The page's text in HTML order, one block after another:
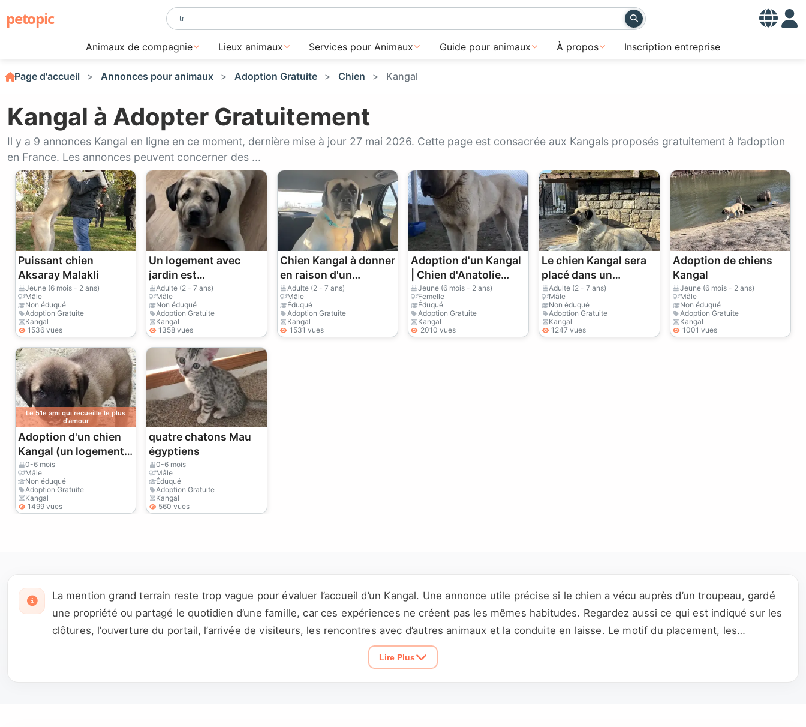
petopic
Animaux de compagnie Lieux animaux Services pour Animaux Guide pour animaux À propos Inscription entreprise
Page d'accueil Annonces pour animaux Adoption Gratuite Chien Kangal
Kangal à Adopter Gratuitement
Il y a 9 annonces Kangal en ligne en ce moment, dernière mise à jour 27 mai 2026. Cette page est consacrée aux Kangals proposés gratuitement à l’adoption
en France. Les annonces peuvent concerner des ...
Puissant chien
Aksaray Malakli
Jeune (6 mois - 2 ans)
Mâle
Non éduqué
Adoption Gratuite
Kangal
1536 vues
Un logement avec
jardin est
indispensable, un
appartement n'est pas
envisageable.
Adulte (2 - 7 ans)
Mâle
Non éduqué
Adoption Gratuite
Kangal
1358 vues
Chien Kangal à donner
en raison d'un
déménagement en
appartement.
Adulte (2 - 7 ans)
Mâle
Éduqué
Adoption Gratuite
Kangal
1531 vues
Adoption d'un Kangal
| Chien d'Anatolie
fidèle et protecteur
Jeune (6 mois - 2 ans)
Femelle
Éduqué
Adoption Gratuite
Kangal
2010 vues
Le chien Kangal sera
placé dans un
environnement plus
adapté.
Adulte (2 - 7 ans)
Mâle
Non éduqué
Adoption Gratuite
Kangal
1247 vues
Adoption de chiens
Kangal
Jeune (6 mois - 2 ans)
Mâle
Non éduqué
Adoption Gratuite
Kangal
1001 vues
Le 51e ami qui recueille le plus
d'amour
Adoption d'un chien
Kangal (un logement
avec jardin est
nécessaire)
0-6 mois
Mâle
Non éduqué
Adoption Gratuite
Kangal
1499 vues
quatre chatons Mau
égyptiens
0-6 mois
Mâle
Éduqué
Adoption Gratuite
Kangal
560 vues
La mention grand terrain reste trop vague pour évaluer l’accueil d’un Kangal. Une annonce utile précise si le chien a vécu auprès d’un troupeau, gardé
une propriété ou partagé le quotidien d’une famille, car ces expériences ne créent pas les mêmes habitudes. Regardez aussi ce qui est indiqué sur les
clôtures, l’ouverture du portail, l’arrivée de visiteurs, les rencontres avec d’autres animaux et la conduite en laisse. Le motif du placement, les
éventuelles fugues et la façon dont le chien accepte la voiture ou les manipulations complètent réellement son profil.
Lire Plus